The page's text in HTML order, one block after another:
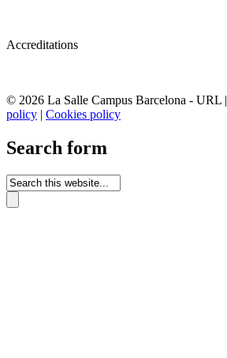
Accreditations
© 2026 La Salle Campus Barcelona - URL |
policy | Cookies policy
Search form